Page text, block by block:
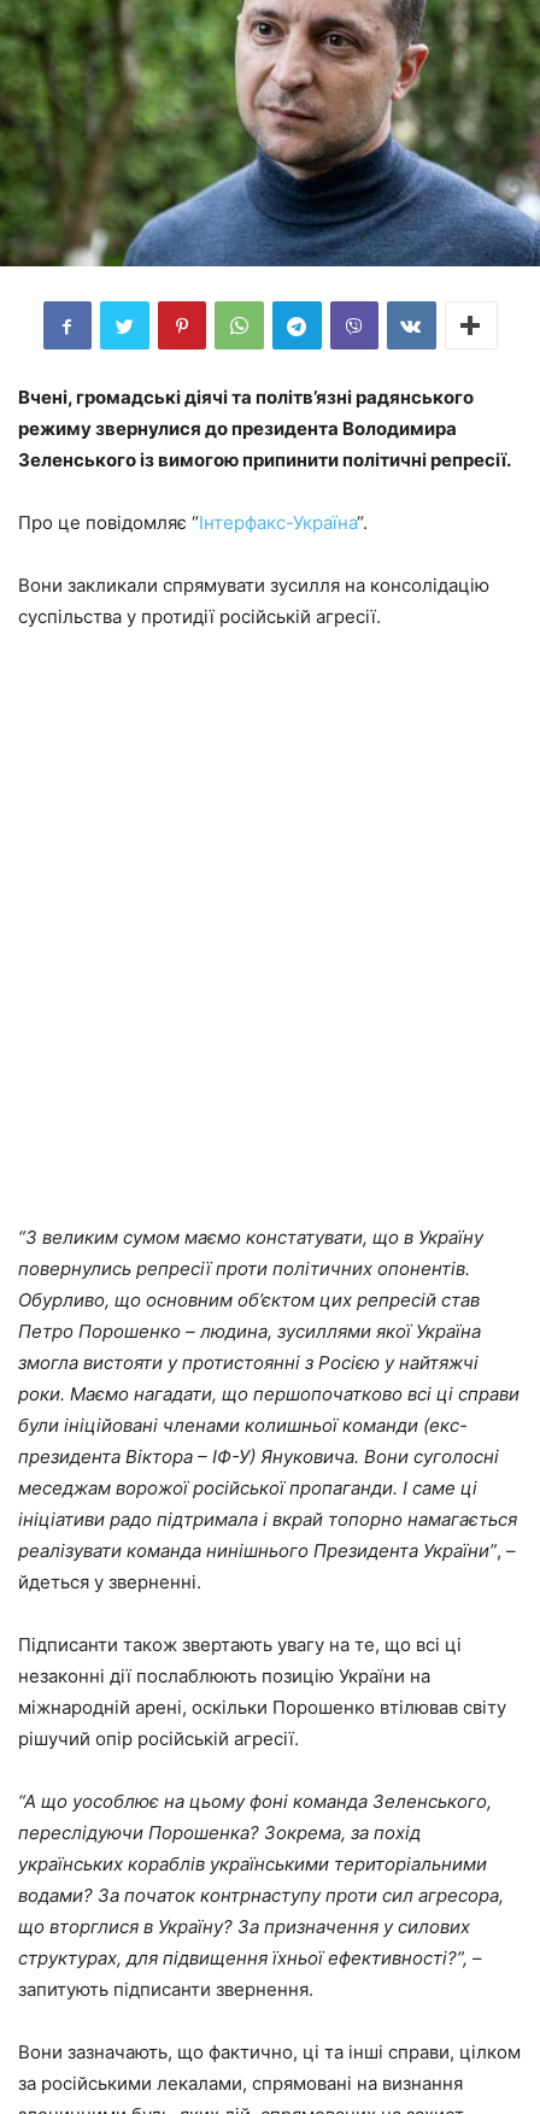
Вчені, громадські діячі та політв’язні радянського
режиму звернулися до президента Володимира
Зеленського із вимогою припинити політичні репресії.
Про це повідомляє “Інтерфакс-Україна“.
Вони закликали спрямувати зусилля на консолідацію
суспільства у протидії російській агресії.
“З великим сумом маємо констатувати, що в Україну
повернулись репресії проти політичних опонентів.
Обурливо, що основним об’єктом цих репресій став
Петро Порошенко – людина, зусиллями якої Україна
змогла вистояти у протистоянні з Росією у найтяжчі
роки. Маємо нагадати, що першопочатково всі ці справи
були ініційовані членами колишньої команди (екс-
президента Віктора – ІФ-У) Януковича. Вони суголосні
меседжам ворожої російської пропаганди. І саме ці
ініціативи радо підтримала і вкрай топорно намагається
реалізувати команда нинішнього Президента України”, –
йдеться у зверненні.
Підписанти також звертають увагу на те, що всі ці
незаконні дії послаблюють позицію України на
міжнародній арені, оскільки Порошенко втілював світу
рішучий опір російській агресії.
“А що уособлює на цьому фоні команда Зеленського,
переслідуючи Порошенка? Зокрема, за похід
українських кораблів українськими територіальними
водами? За початок контрнаступу проти сил агресора,
що вторглися в Україну? За призначення у силових
структурах, для підвищення їхньої ефективності?”, –
запитують підписанти звернення.
Вони зазначають, що фактично, ці та інші справи, цілком
за російськими лекалами, спрямовані на визнання